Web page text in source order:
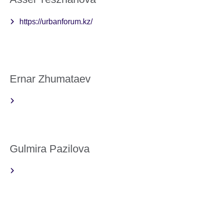
https://urbanforum.kz/
Ernar Zhumataev
Gulmira Pazilova